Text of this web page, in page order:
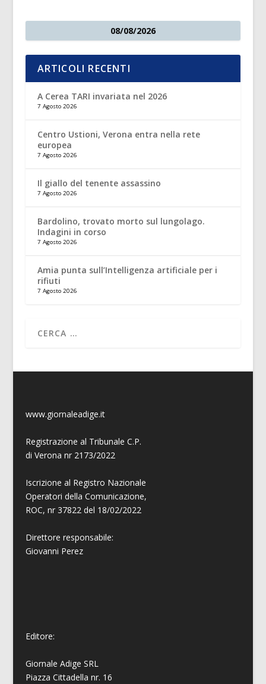
08/08/2026
ARTICOLI RECENTI
A Cerea TARI invariata nel 2026
7 Agosto 2026
Centro Ustioni, Verona entra nella rete
europea
7 Agosto 2026
Il giallo del tenente assassino
7 Agosto 2026
Bardolino, trovato morto sul lungolago.
Indagini in corso
7 Agosto 2026
Amia punta sull’Intelligenza artificiale per i
rifiuti
7 Agosto 2026
www.giornaleadige.it
Registrazione al Tribunale C.P.
di Verona nr 2173/2022
Iscrizione al Registro Nazionale
Operatori della Comunicazione,
ROC, nr 37822 del 18/02/2022
Direttore responsabile:
Giovanni Perez
Editore:
Giornale Adige SRL
Piazza Cittadella nr. 16